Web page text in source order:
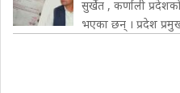
सुर्खेत , कर्णाली
भएका छन् । प्रदेश